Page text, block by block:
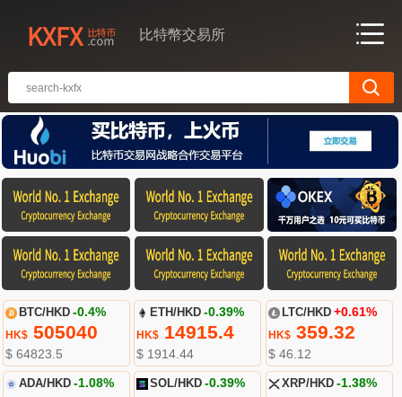
比特幣交易所
BTC/HKD -0.4%
HK$505040
$ 64823.5
ETH/HKD -0.39%
HK$ 14915.4
$ 1914.44
LTC/HKD +0.61%
HK$359.32
$ 46.12
ADA/HKD -1.08% SOL/HKD -0.39% XRP/HKD -1.38%